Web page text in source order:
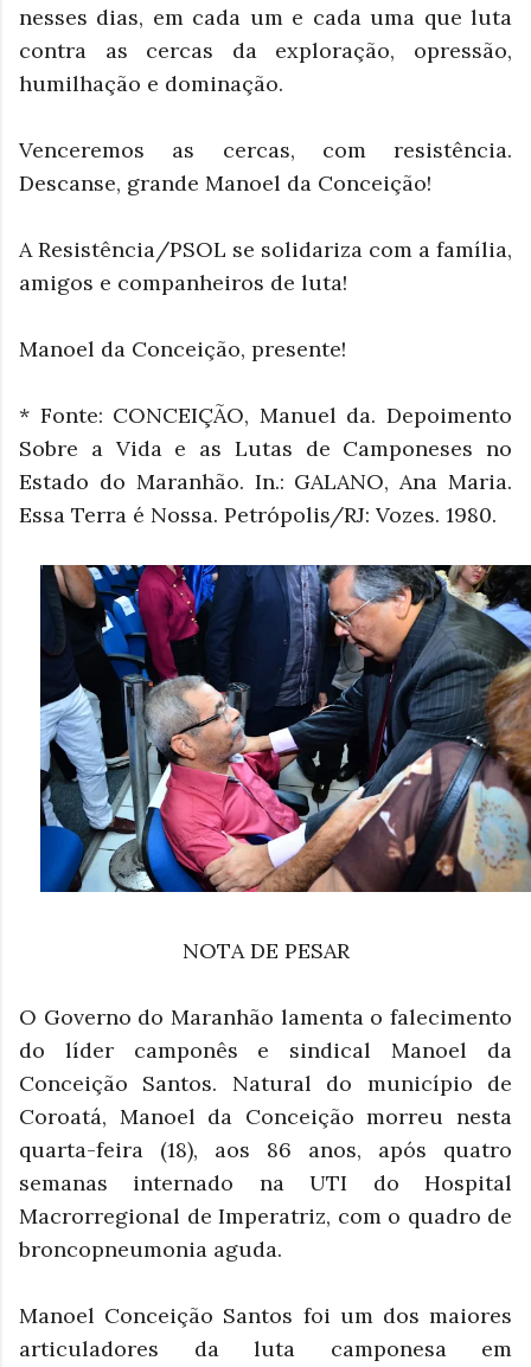
nesses dias, em cada um e cada uma que luta
contra as cercas da exploração, opressão,
humilhação e dominação.
Venceremos as cercas, com resistência.
Descanse, grande Manoel da Conceição!
A Resistência/PSOL se solidariza com a família,
amigos e companheiros de luta!
Manoel da Conceição, presente!
* Fonte: CONCEIÇÃO, Manuel da. Depoimento
Sobre a Vida e as Lutas de Camponeses no
Estado do Maranhão. In.: GALANO, Ana Maria.
Essa Terra é Nossa. Petrópolis/RJ: Vozes. 1980.
NOTA DE PESAR
O Governo do Maranhão lamenta o falecimento
do líder camponês e sindical Manoel da
Conceição Santos. Natural do município de
Coroatá, Manoel da Conceição morreu nesta
quarta-feira (18), aos 86 anos, após quatro
semanas internado na UTI do Hospital
Macrorregional de Imperatriz, com o quadro de
broncopneumonia aguda.
Manoel Conceição Santos foi um dos maiores
articuladores da luta camponesa em